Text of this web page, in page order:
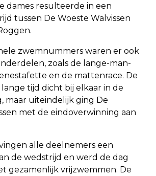
dames resulteerde in een
tussen De Woeste Walvissen
zwemnummers waren er ook
zoals de lange-man-
en de mattenrace. De
tijd dicht bij elkaar in de
maar uiteindelijk ging De
met de eindoverwinning aan
alle deelnemers een
de wedstrijd en werd de dag
gezamenlijk vrijzwemmen. De